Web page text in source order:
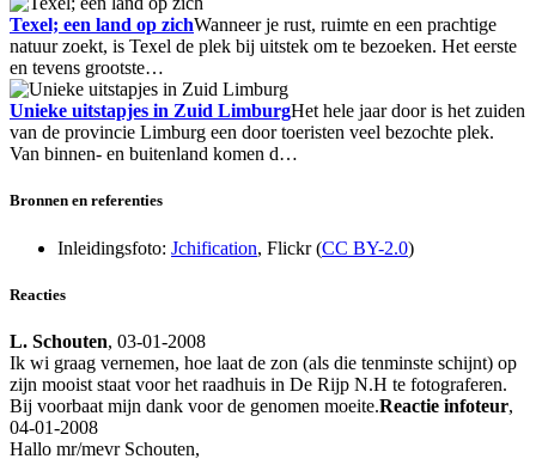
Texel; een land op zichWanneer je rust, ruimte en een prachtige
natuur zoekt, is Texel de plek bij uitstek om te bezoeken. Het eerste
en tevens grootste…
Unieke uitstapjes in Zuid LimburgHet hele jaar door is het zuiden
van de provincie Limburg een door toeristen veel bezochte plek.
Van binnen- en buitenland komen d…
Bronnen en referenties
Inleidingsfoto: Jchification, Flickr (CC BY-2.0)
Reacties
L. Schouten, 03-01-2008
Ik wi graag vernemen, hoe laat de zon (als die tenminste schijnt) op
zijn mooist staat voor het raadhuis in De Rijp N.H te fotograferen.
Bij voorbaat mijn dank voor de genomen moeite.Reactie infoteur,
04-01-2008
Hallo mr/mevr Schouten,